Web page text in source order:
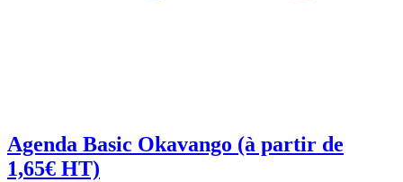
Agenda Basic Okavango (à partir de
1,65€ HT)